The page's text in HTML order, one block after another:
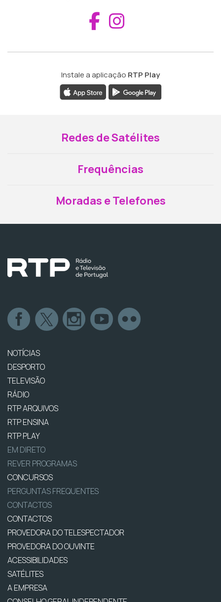
Aceder ao
Instale a aplicação RTP Play
Redes de Satélites
Frequências
Moradas e Telefones
NOTÍCIAS
DESPORTO
TELEVISÃO
RÁDIO
RTP ARQUIVOS
RTP ENSINA
RTP PLAY
EM DIRETO
REVER PROGRAMAS
CONCURSOS
PERGUNTAS FREQUENTES
CONTACTOS
CONTACTOS
PROVEDORA DO TELESPECTADOR
PROVEDORA DO OUVINTE
ACESSIBILIDADES
SATÉLITES
A EMPRESA